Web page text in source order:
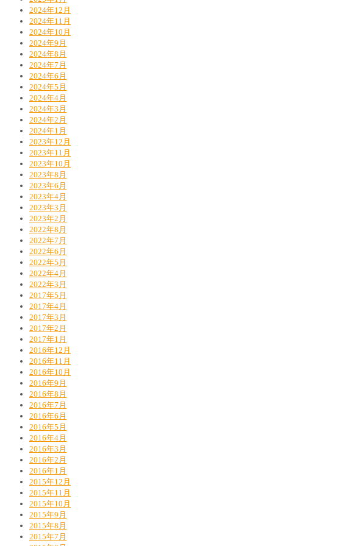
2024年12月
2024年11月
2024年10月
2024年9月
2024年8月
2024年7月
2024年6月
2024年5月
2024年4月
2024年3月
2024年2月
2024年1月
2023年12月
2023年11月
2023年10月
2023年8月
2023年6月
2023年4月
2023年3月
2023年2月
2022年8月
2022年7月
2022年6月
2022年5月
2022年4月
2022年3月
2017年5月
2017年4月
2017年3月
2017年2月
2017年1月
2016年12月
2016年11月
2016年10月
2016年9月
2016年8月
2016年7月
2016年6月
2016年5月
2016年4月
2016年3月
2016年2月
2016年1月
2015年12月
2015年11月
2015年10月
2015年9月
2015年8月
2015年7月